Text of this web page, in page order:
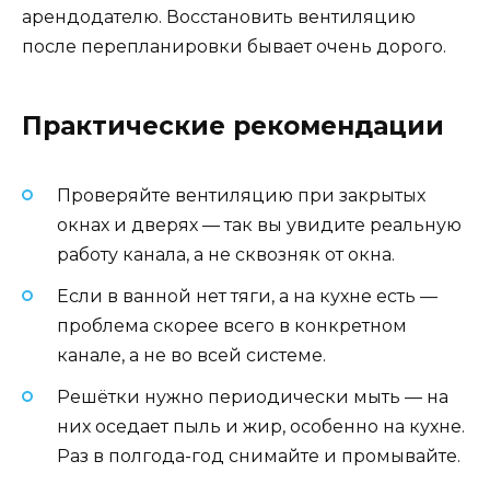
арендодателю. Восстановить вентиляцию
после перепланировки бывает очень дорого.
Практические рекомендации
Проверяйте вентиляцию при закрытых
окнах и дверях — так вы увидите реальную
работу канала, а не сквозняк от окна.
Если в ванной нет тяги, а на кухне есть —
проблема скорее всего в конкретном
канале, а не во всей системе.
Решётки нужно периодически мыть — на
них оседает пыль и жир, особенно на кухне.
Раз в полгода-год снимайте и промывайте.